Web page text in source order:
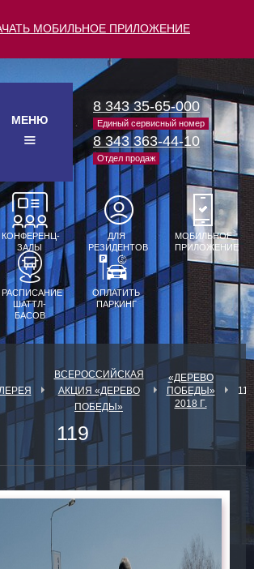
МОБИЛЬНОЕ ПРИЛОЖЕНИЕ
МЕНЮ
8 343 35-65-000
Единый сервисный номер
8 343 363-44-10
Отдел продаж
КОНФЕРЕНЦ-
ЗАЛЫ
ДЛЯ
РЕЗИДЕНТОВ
МОБИЛЬНОЕ
ПРИЛОЖЕНИЕ
РАСПИСАНИЕ
ШАТТЛ-
БАСОВ
ОПЛАТИТЬ
ПАРКИНГ
ВСЕРОССИЙСКАЯ
АКЦИЯ «ДЕРЕВО
ПОБЕДЫ»
«ДЕРЕВО
ПОБЕДЫ»
2018 Г.
119
119